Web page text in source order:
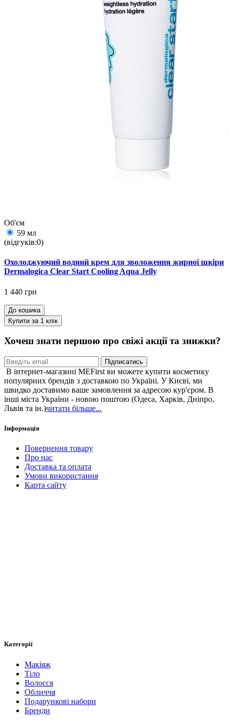
Об'єм
59 мл
(відгуків:0)
Охолоджуючий водний крем для зволоження жирної шкіри
Dermalogica Clear Start Cooling Aqua Jelly
1 440 грн
До кошика
Купити за 1 клiк
Хочеш знати першою про свіжі акції та знижки?
Підписатись
В інтернет-магазині MEFirst ви можете купити косметику
популярних брендів з доставкою по Україні. У Києві, ми
швидко доставимо ваше замовлення за адресою кур'єром. В
інші міста України - новою поштою (Одеса, Харків, Дніпро,
Львів та ін.)читати більше...
Інформація
Повернення товару
Про нас
Доставка та оплата
Умови використання
Карта сайту
Категорії
Макіяж
Тіло
Волосся
Обличчя
Подарункові набори
Бренди